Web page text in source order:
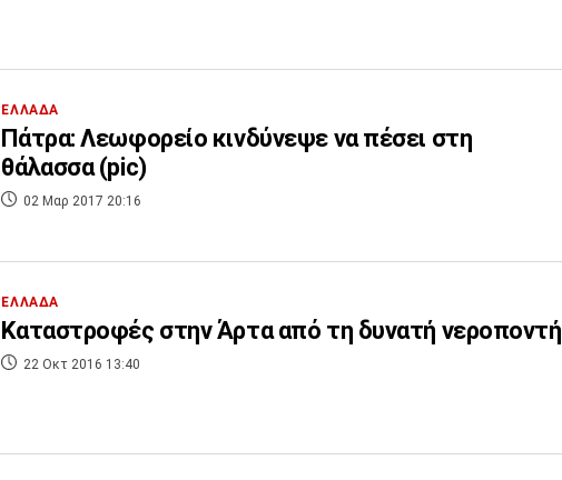
ΕΛΛΑΔΑ
Πάτρα: Λεωφορείο κινδύνεψε να πέσει στη
θάλασσα (pic)
02 Μαρ 2017 20:16
ΕΛΛΑΔΑ
Καταστροφές στην Άρτα από τη δυνατή νεροποντή
22 Οκτ 2016 13:40